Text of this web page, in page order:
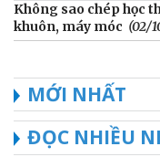
Không sao chép học
khuôn, máy móc (02/
MỚI NHẤT
ĐỌC NHIỀU